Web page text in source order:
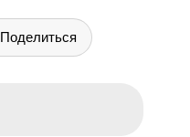
Поделиться